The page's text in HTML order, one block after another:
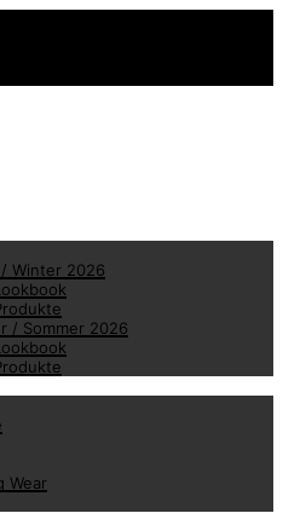
Winter 2026
/ Sommer 2026
Wear